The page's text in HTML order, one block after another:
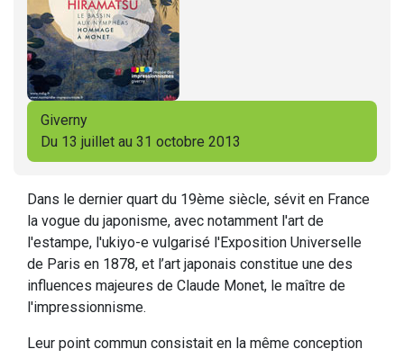
Giverny
Du 13 juillet au 31 octobre 2013
Dans le dernier quart du 19ème siècle, sévit en France
la vogue du japonisme, avec notamment l'art de
l'estampe, l'ukiyo-e vulgarisé l'Exposition Universelle
de Paris en 1878, et l’art japonais constitue une des
influences majeures de Claude Monet, le maître de
l'impressionnisme.
Leur point commun consistait en la même conception